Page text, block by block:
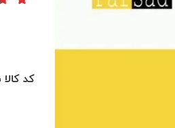
کد کالا